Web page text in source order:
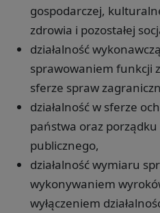
gospodarczej,
zdrowia i pozostałej
działalność
sprawowaniem funkcji
sferze spraw
działalność w sferze
państwa oraz
publicznego,
działalność wymiaru
wykonywaniem
wyłączeniem